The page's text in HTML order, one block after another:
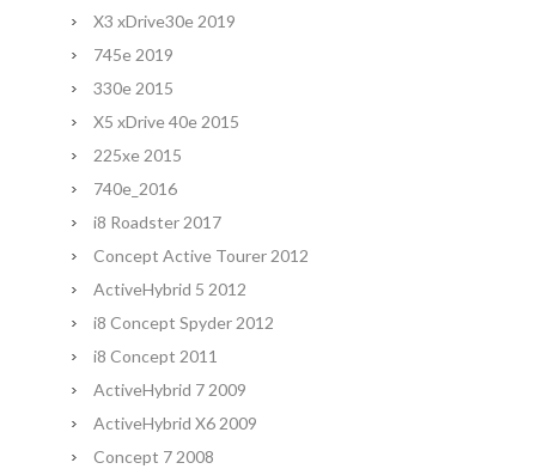
X3 xDrive30e 2019
745e 2019
330e 2015
X5 xDrive 40e 2015
225xe 2015
740e_2016
i8 Roadster 2017
Concept Active Tourer 2012
ActiveHybrid 5 2012
i8 Concept Spyder 2012
i8 Concept 2011
ActiveHybrid 7 2009
ActiveHybrid X6 2009
Concept 7 2008